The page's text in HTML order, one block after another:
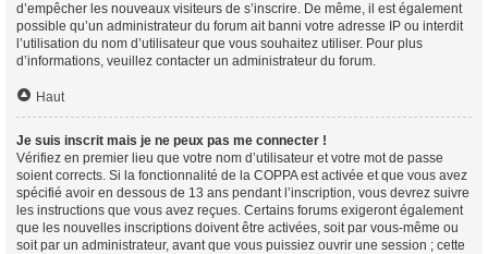
d’empêcher les nouveaux visiteurs de s’inscrire. De même, il est également
possible qu’un administrateur du forum ait banni votre adresse IP ou interdit
l’utilisation du nom d’utilisateur que vous souhaitez utiliser. Pour plus
d’informations, veuillez contacter un administrateur du forum.
Haut
Je suis inscrit mais je ne peux pas me connecter !
Vérifiez en premier lieu que votre nom d’utilisateur et votre mot de passe
soient corrects. Si la fonctionnalité de la COPPA est activée et que vous avez
spécifié avoir en dessous de 13 ans pendant l’inscription, vous devrez suivre
les instructions que vous avez reçues. Certains forums exigeront également
que les nouvelles inscriptions doivent être activées, soit par vous-même ou
soit par un administrateur, avant que vous puissiez ouvrir une session ; cette